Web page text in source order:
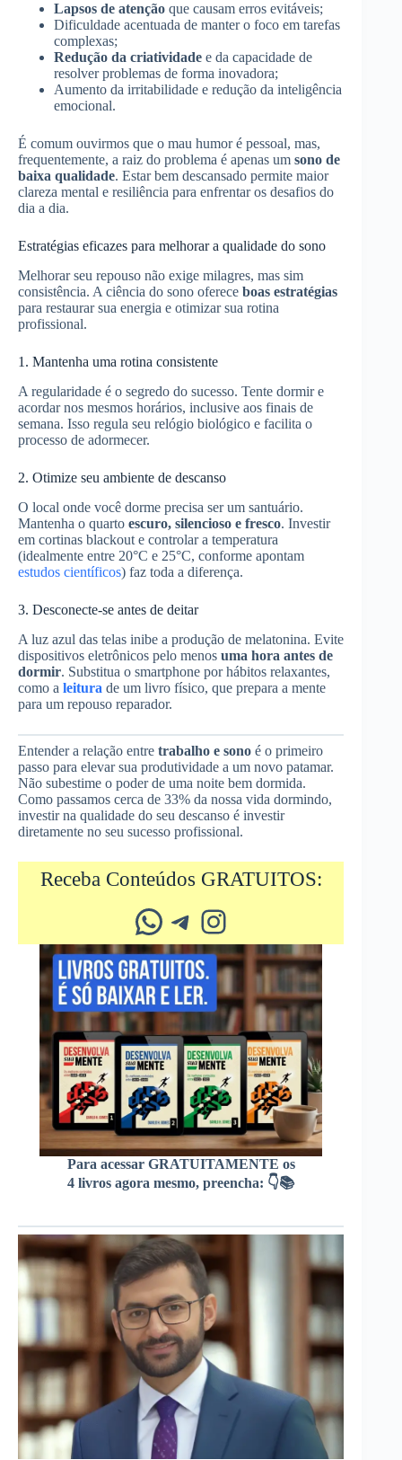
Lapsos de atenção que causam erros evitáveis;
Dificuldade acentuada de manter o foco em tarefas
complexas;
Redução da criatividade e da capacidade de
resolver problemas de forma inovadora;
Aumento da irritabilidade e redução da inteligência
emocional.
É comum ouvirmos que o mau humor é pessoal, mas,
frequentemente, a raiz do problema é apenas um sono de
baixa qualidade. Estar bem descansado permite maior
clareza mental e resiliência para enfrentar os desafios do
dia a dia.
Estratégias eficazes para melhorar a qualidade do sono
Melhorar seu repouso não exige milagres, mas sim
consistência. A ciência do sono oferece boas estratégias
para restaurar sua energia e otimizar sua rotina
profissional.
1. Mantenha uma rotina consistente
A regularidade é o segredo do sucesso. Tente dormir e
acordar nos mesmos horários, inclusive aos finais de
semana. Isso regula seu relógio biológico e facilita o
processo de adormecer.
2. Otimize seu ambiente de descanso
O local onde você dorme precisa ser um santuário.
Mantenha o quarto escuro, silencioso e fresco. Investir
em cortinas blackout e controlar a temperatura
(idealmente entre 20°C e 25°C, conforme apontam
estudos científicos) faz toda a diferença.
3. Desconecte-se antes de deitar
A luz azul das telas inibe a produção de melatonina. Evite
dispositivos eletrônicos pelo menos uma hora antes de
dormir. Substitua o smartphone por hábitos relaxantes,
como a leitura de um livro físico, que prepara a mente
para um repouso reparador.
Entender a relação entre trabalho e sono é o primeiro
passo para elevar sua produtividade a um novo patamar.
Não subestime o poder de uma noite bem dormida.
Como passamos cerca de 33% da nossa vida dormindo,
investir na qualidade do seu descanso é investir
diretamente no seu sucesso profissional.
Receba Conteúdos GRATUITOS:
Whatsapp Telegram Instagram
Para acessar GRATUITAMENTE os
4 livros agora mesmo, preencha: 👇📚